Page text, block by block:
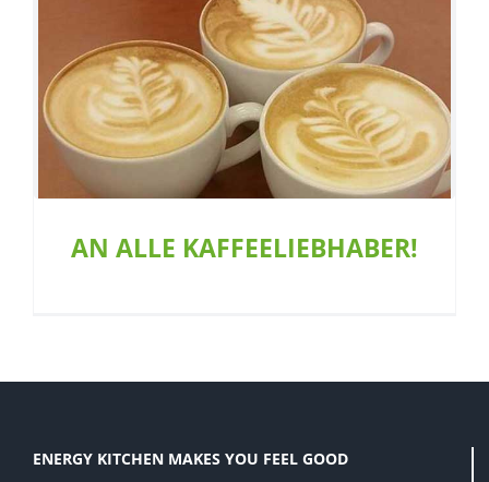
AN ALLE KAFFEELIEBHABER!
Allgemein Café Ernährung
AN ALLE KAFFEELIEBHABER!
ENERGY KITCHEN MAKES YOU FEEL GOOD